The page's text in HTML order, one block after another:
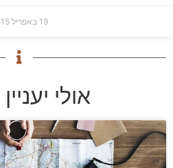
19 באפריל 2015
אולי